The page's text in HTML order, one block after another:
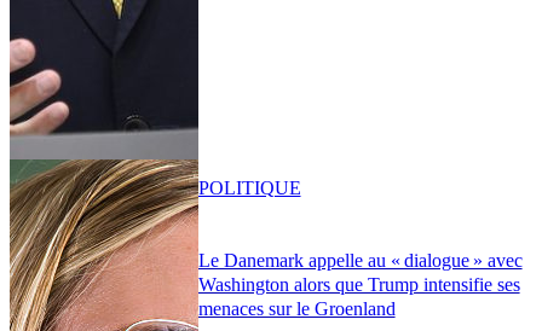
Le Danemark appelle au « dialogue » avec
Washington alors que Trump intensifie ses
menaces sur le Groenland
POLITIQUE